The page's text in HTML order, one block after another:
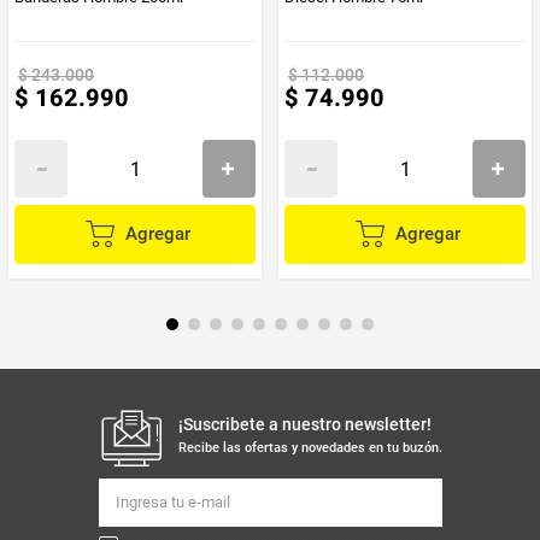
$243.000
$ 162.990
Agregar
$112.000
$ 74.990
Agregar
¡Suscribete a nuestro newsletter!
Recibe las ofertas y novedades en tu buzón.